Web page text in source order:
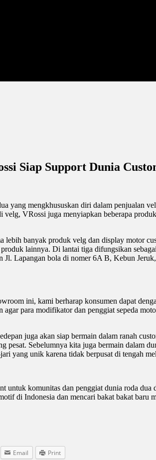
Siap Support Dunia
yang mengkhususkan diri dalam penjualan
VRossi juga menyiapkan beberapa
banyak produk velg dan display motor
lainnya. Di lantai tiga difungsikan
Lapangan bola di nomer 6A B, Kebun
ini, kami berharap konsumen dapat
para modifikator dan penggiat sepeda
juga akan siap bermain dalam ranah
pesat. Sebelumnya kita juga bermain dalam
yang unik karena tidak berpusat di tengah
untuk komunitas dan penggiat dunia roda
di Indonesia dan mencari bakat bakat baru
Email Print